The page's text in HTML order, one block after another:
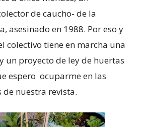
de caucho- de la
asesinado en 1988. Por eso y
colectivo tiene en marcha una
un proyecto de ley de huertas
espero ocuparme en las
nuestra revista.